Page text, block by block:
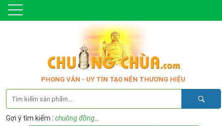
PHONG VÂN - UY TÍN TẠO NÊN THƯƠNG HIỆU
Gợi ý tìm kiếm : chuông đồng